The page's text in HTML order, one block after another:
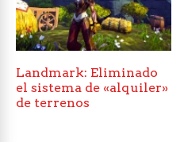
Landmark: Eliminado
el sistema de «alquiler»
de terrenos